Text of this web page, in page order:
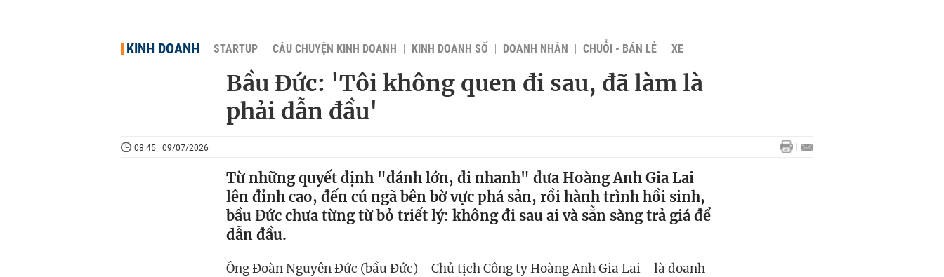
KINH DOANH STARTUP CÂU CHUYỆN KINH DOANH KINH DOANH SỐ DOANH NHÂN CHUỖI - BÁN LẺ XE
Bầu Đức: 'Tôi không quen đi sau, đã làm là
phải dẫn đầu'
08:45 | 09/07/2026
Từ những quyết định "đánh lớn, đi nhanh" đưa Hoàng Anh Gia Lai
lên đỉnh cao, đến cú ngã bên bờ vực phá sản, rồi hành trình hồi sinh,
bầu Đức chưa từng từ bỏ triết lý: không đi sau ai và sẵn sàng trả giá để
dẫn đầu.
Ông Đoàn Nguyên Đức (bầu Đức) - Chủ tịch Công ty Hoàng Anh Gia Lai - là doanh